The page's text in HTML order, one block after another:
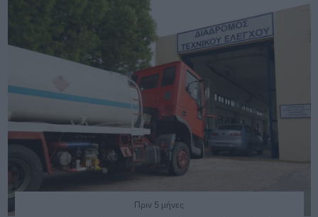
Πριν 5 μήνες